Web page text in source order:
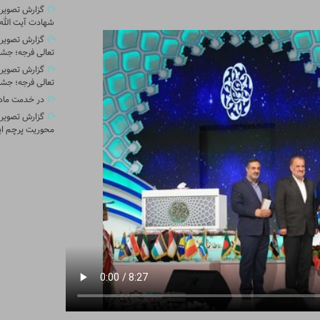
گزارش
شهادت آیت
گزارش
تعالی فرجه؛
گزارش
تعالی فرجه؛
در خدمت
گزارش
محوریت پرچم